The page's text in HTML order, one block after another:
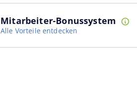
Mitarbeiter-Bonussystem
Alle Vorteile entdecken